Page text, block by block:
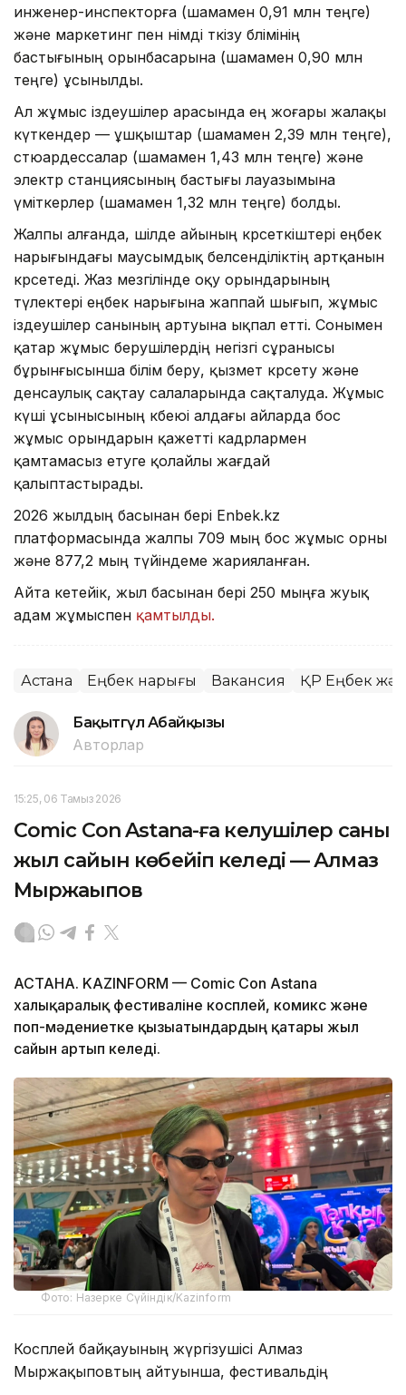
инженер-инспекторға (шамамен 0,91 млн теңге)
және маркетинг пен өнімді өткізу бөлімінің
бастығының орынбасарына (шамамен 0,90 млн
теңге) ұсынылды.
Ал жұмыс іздеушілер арасында ең жоғары жалақы
күткендер — ұшқыштар (шамамен 2,39 млн теңге),
стюардессалар (шамамен 1,43 млн теңге) және
электр станциясының бастығы лауазымына
үміткерлер (шамамен 1,32 млн теңге) болды.
Жалпы алғанда, шілде айының көрсеткіштері еңбек
нарығындағы маусымдық белсенділіктің артқанын
көрсетеді. Жаз мезгілінде оқу орындарының
түлектері еңбек нарығына жаппай шығып, жұмыс
іздеушілер санының артуына ықпал етті. Сонымен
қатар жұмыс берушілердің негізгі сұранысы
бұрынғысынша білім беру, қызмет көрсету және
денсаулық сақтау салаларында сақталуда. Жұмыс
күші ұсынысының көбеюі алдағы айларда бос
жұмыс орындарын қажетті кадрлармен
қамтамасыз етуге қолайлы жағдай
қалыптастырады.
2026 жылдың басынан бері Enbek.kz
платформасында жалпы 709 мың бос жұмыс орны
және 877,2 мың түйіндеме жарияланған.
Айта кетейік, жыл басынан бері 250 мыңға жуық
адам жұмыспен қамтылды.
Астана Еңбек нарығы Вакансия ҚР Еңбек
Бақытгүл Абайқызы
Авторлар
15:25, 06 Тамыз 2026
Comic Con Astana-ға келушілер саны
жыл сайын көбейіп келеді — Алмаз
Мыржақыпов
АСТАНА. KAZINFORM — Comic Con Astana
халықаралық фестиваліне косплей, комикс және
поп-мәдениетке қызығатындардың қатары жыл
сайын артып келеді.
Фото: Назерке Сүйіндік/Kazinform
Косплей байқауының жүргізушісі Алмаз
Мыржақыповтың айтуынша, фестивальдің